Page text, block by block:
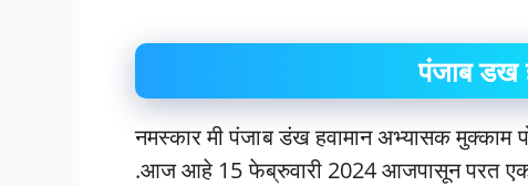
पंजाब डख
नमस्कार मी पंजाब डंख हवामान अभ्यासक मुक्काम
.आज आहे 15 फेब्रुवारी 2024 आजपासून परत